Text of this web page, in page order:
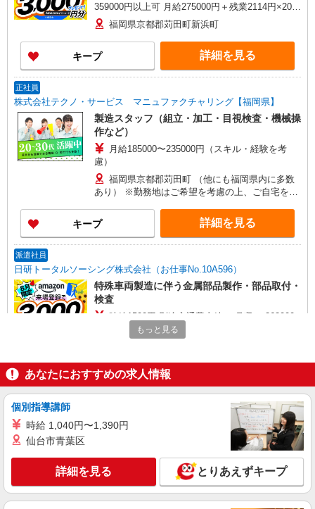
359000円以上可 月給275000円＋残業2114円×20H
＋休出2114円×8H＋深夜423円×60H
福岡県京都郡苅田町新浜町
キープ 詳細を見る
正社員
株式会社テクノ・サービス マニュファクチャリング【福岡県】
製造スタッフ（組立・加工・目視検査・機械操
作など）
月給185000〜235000円（スキル・経験を考
慮）
福岡県京都郡苅田町 （他にも福岡県内に多数
あり） ※勤務地はご希望を考慮の上、ご自宅を中
勤なし）
キープ 詳細を見る
派遣社員
日研トータルソーシング株式会社（お仕事No.10A596）
特殊車両製造に伴う金属部品製作・部品取付・
検査
時給1500円 別途交通費支給 ＜月収＞ 262000
円以上可 162.24H＋残業1875円×10H
キープ
契約社員 職業紹介
シーデーピージャパン株式会社 北九州営業所/41B03301
時給1400円 ※時間外時給：1820円 ※休出時
給：1960円 ※深夜割増：420円
福岡県京都郡苅田町
もっと見る
あなたにおすすめの求人情報
個別指導講師
時給 1,040円〜1,390円
仙台市青葉区
詳細を見る とりあえずキープ